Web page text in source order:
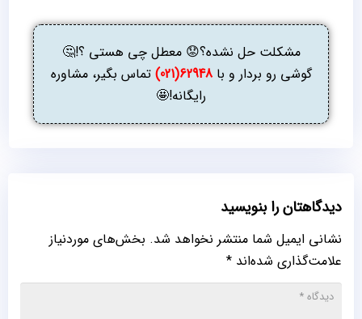
مشکلت حل نشده؟😟 معطل چی هستی ؟!🤔
گوشی رو بردار و با62948(021)
تماس بگیر، مشاوره
رایگانه!🤩
دیدگاهتان را بنویسید
نشانی ایمیل شما منتشر نخواهد شد. بخش‌های موردنیاز
علامت‌گذاری شده‌اند *